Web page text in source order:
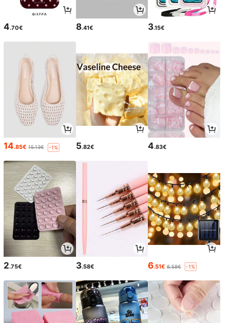
4.70€ 8.41€ 3.15€
14.85€ 15.13€ -1% 5.82€ 4.83€
2.75€ 3.58€ 6.51€ 6.58€ -1%